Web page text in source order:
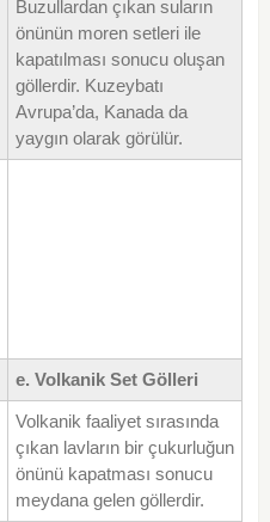
Buzullardan çıkan suların
önünün moren setleri ile
kapatılması sonucu oluşan
göllerdir. Kuzeybatı
Avrupa’da, Kanada da
yaygın olarak görülür.
e. Volkanik Set Gölleri
Volkanik faaliyet sırasında
çıkan lavların bir çukurluğun
önünü kapatması sonucu
meydana gelen göllerdir.